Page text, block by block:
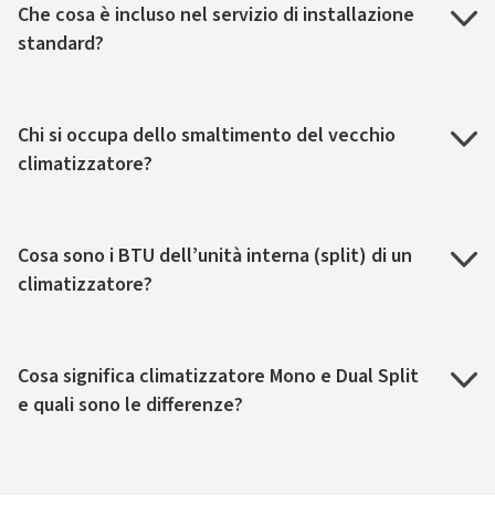
Che cosa è incluso nel servizio di installazione
standard?
Chi si occupa dello smaltimento del vecchio
climatizzatore?
Cosa sono i BTU dell’unità interna (split) di un
climatizzatore?
Cosa significa climatizzatore Mono e Dual Split
e quali sono le differenze?